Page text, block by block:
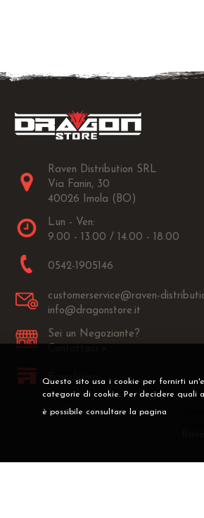
Questo sito usa i cookie per fornirti
categorie di cookie. Per decidere quali
è possibile consultare la pagina
Raven Distribution SRL
Via Fanin, 30
40026 Imola (BO)
Lun - Ven:
9.00 - 13.00 / 14.00 - 18.00
0542-1905146
customerservice@raven-
info@dragonstore.it
Sei un Negoziante?
Franchising